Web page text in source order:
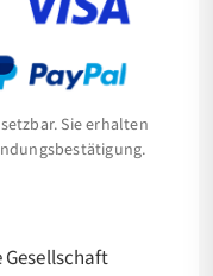
Sie erhalten
Gesellschaft